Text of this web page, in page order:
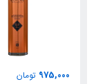
975,000 تومان